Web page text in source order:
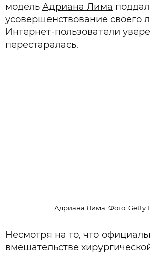
модель Адриана Лима
усовершенствование своего
Интернет-пользователи
перестаралась.
Адриана Лима. Фото: Getty
Несмотря на то, что
вмешательстве